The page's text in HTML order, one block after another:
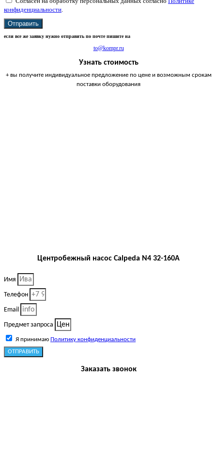
конфиденциальности.
Отправить
если все же заявку нужно отправить по почте пишите на
to@kompr.ru
Узнать стоимость
+ вы получите индивидуальное предложение по цене и возможным срокам
поставки оборудования
Центробежный насос Calpeda N4 32-160A
Имя
Телефон
Email
Предмет запроса
Я принимаю Политику конфиденциальности
ОТПРАВИТЬ
Заказать звонок